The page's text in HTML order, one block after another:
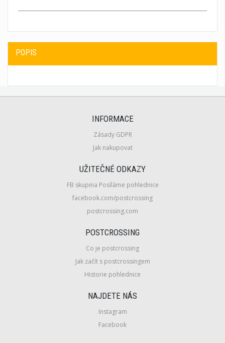
POPIS
INFORMACE
Zásady GDPR
Jak nakupovat
UŽITEČNÉ ODKAZY
FB skupina Posíláme pohlednice
facebook.com/postcrossing
postcrossing.com
POSTCROSSING
Co je postcrossing
Jak začít s postcrossingem
Historie pohlednice
NAJDETE NÁS
Instagram
Facebook